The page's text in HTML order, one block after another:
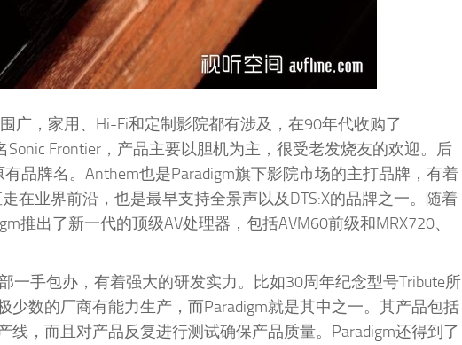
广，家用、Hi-Fi和定制影院都有涉及，在90年代收购了
Frontier，产品主要以胆机为主，很受老发烧友的欢迎。后
品牌名。Anthem也是Paradigm旗下影院市场的主打品牌，有着
在业界前沿，也是最早支持全景声以及DTS:X的品牌之一。随着
推出了新一代的顶级AV处理器，包括AVM60前级和MRX720、
一手包办，有着强大的研发实力。比如30周年纪念型号Tribute所
数的厂商有能力生产，而Paradigm就是其中之一。其产品包括
，而且对产品反复进行测试确保产品质量。Paradigm还得到了